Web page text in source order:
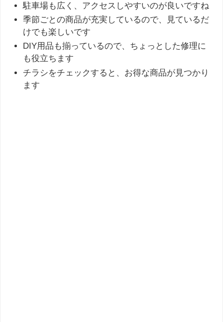
駐車場も広く、アクセスしやすいのが良いですね
季節ごとの商品が充実しているので、見ているだ
けでも楽しいです
DIY用品も揃っているので、ちょっとした修理に
も役立ちます
チラシをチェックすると、お得な商品が見つかり
ます